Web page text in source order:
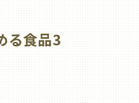
る食品3